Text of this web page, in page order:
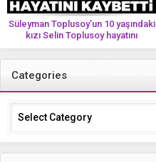
Süleyman Toplusoy’un 10 yaşındaki
kızı Selin Toplusoy hayatını
kaybetti! ‘Ah dünya güzeli melek’
Categories
Categories